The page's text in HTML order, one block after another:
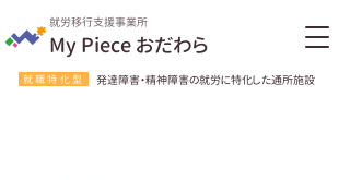
就労移行支援事業所
My Piece おだわら
就職特化型 発達障害・精神障害の就労に特化した通所施設